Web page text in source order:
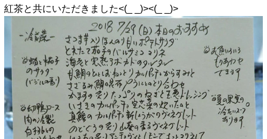
紅茶と共にいただきました<(_ _)><(_ _)>